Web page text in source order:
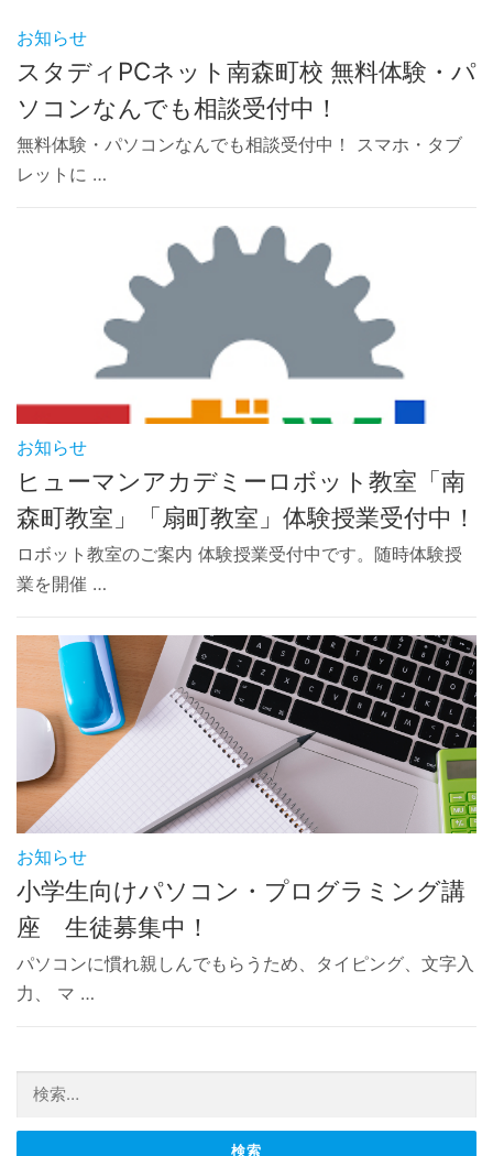
お知らせ
スタディPCネット南森町校 無料体験・パ
ソコンなんでも相談受付中！
無料体験・パソコンなんでも相談受付中！ スマホ・タブ
レットに …
お知らせ
ヒューマンアカデミーロボット教室「南
森町教室」「扇町教室」体験授業受付中！
ロボット教室のご案内 体験授業受付中です。随時体験授
業を開催 …
お知らせ
小学生向けパソコン・プログラミング講
座 生徒募集中！
パソコンに慣れ親しんでもらうため、タイピング、文字入
力、 マ …
検索: